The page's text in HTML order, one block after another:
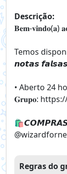
Descrição:
𝐁𝐞𝐦-𝐯𝐢𝐧𝐝𝐨(𝐚)
Temos
𝙣𝙤𝙩𝙖𝙨
• Aberto 24
𝐆𝐫𝐮𝐩𝐨:
Regras do